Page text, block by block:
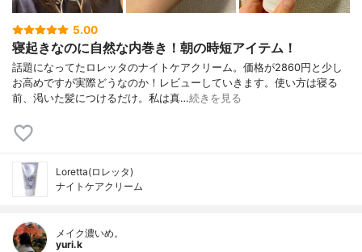
5.00
寝起きなのに自然な内巻き！朝の時短アイテム！
話題になってたロレッタのナイトケアクリーム。価格が2860円と少し
お高めですが実際どうなのか！レビューしていきます。使い方は寝る
前、渇いた髪につけるだけ。私は真…続きを見る
Loretta(ロレッタ)
ナイトケアクリーム
メイク濃いめ。
yuri.k